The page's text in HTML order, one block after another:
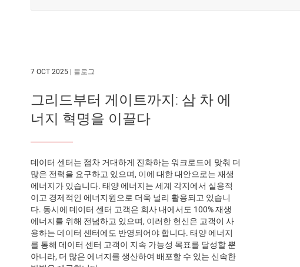
7 OCT 2025 | 블로그
그리드부터 게이트까지: 삼 차 에
너지 혁명을 이끌다
데이터 센터는 점차 거대하게 진화하는 워크로드에 맞춰 더
많은 전력을 요구하고 있으며, 이에 대한 대안으로는 재생
에너지가 있습니다. 태양 에너지는 세계 각지에서 실용적
이고 경제적인 에너지원으로 더욱 널리 활용되고 있습니
다. 동시에 데이터 센터 고객은 회사 내에서도 100% 재생
에너지를 위해 전념하고 있으며, 이러한 헌신은 고객이 사
용하는 데이터 센터에도 반영되어야 합니다. 태양 에너지
를 통해 데이터 센터 고객이 지속 가능성 목표를 달성할 뿐
아니라, 더 많은 에너지를 생산하여 배포할 수 있는 신속한